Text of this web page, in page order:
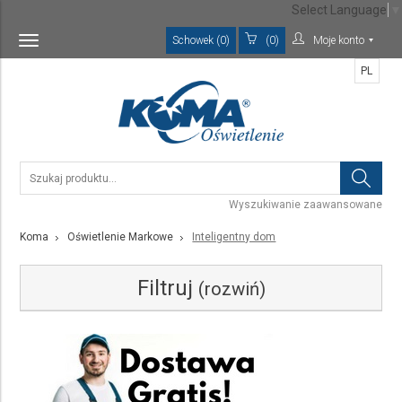
Toggle
navigation
Schowek (0) (0) Moje konto
Wyszukiwanie zaawansowane
PL
Koma Oświetlenie Markowe Inteligentny dom
Filtruj (rozwiń)
Kategoria
Select Language